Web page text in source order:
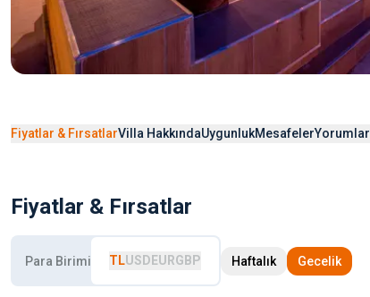
Fiyatlar & FırsatlarVilla HakkındaUygunlukMesafelerYorumlar
Fiyatlar & Fırsatlar
Para Birimi TLUSD EURGBP Haftalık Gecelik